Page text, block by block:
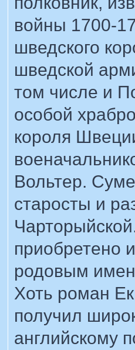
войны 1700-
шведского
шведской
том числе и
особой
короля
Вольтер.
старосты и
приобретено
родовым
Хоть роман
получил
английскому